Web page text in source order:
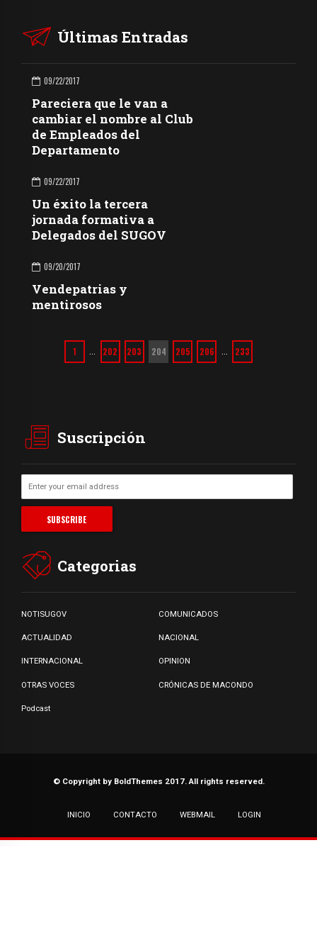
Últimas Entradas
09/22/2017
Pareciera que le van a
cambiar el nombre al Club
de Empleados del
Departamento
09/22/2017
Un éxito la tercera
jornada formativa a
Delegados del SUGOV
09/20/2017
Vendepatrias y
mentirosos
1 … 202 203 204 205 206 … 233
Suscripción
Categorias
NOTISUGOV COMUNICADOS
ACTUALIDAD NACIONAL
INTERNACIONAL OPINION
OTRAS VOCES CRÓNICAS DE MACONDO
Podcast
© Copyright by BoldThemes 2017. All rights reserved.
INICIO CONTACTO WEBMAIL LOGIN